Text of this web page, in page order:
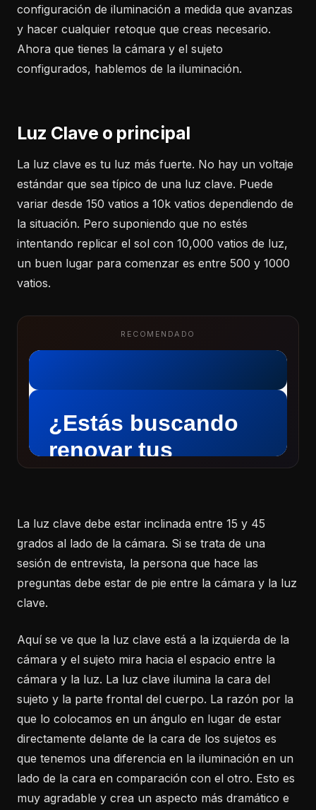
configuración de iluminación a medida que avanzas
y hacer cualquier retoque que creas necesario.
Ahora que tienes la cámara y el sujeto
configurados, hablemos de la iluminación.
Luz Clave o principal
La luz clave es tu luz más fuerte. No hay un voltaje
estándar que sea típico de una luz clave. Puede
variar desde 150 vatios a 10k vatios dependiendo de
la situación. Pero suponiendo que no estés
intentando replicar el sol con 10,000 vatios de luz,
un buen lugar para comenzar es entre 500 y 1000
vatios.
RECOMENDADO
La luz clave debe estar inclinada entre 15 y 45
grados al lado de la cámara. Si se trata de una
sesión de entrevista, la persona que hace las
preguntas debe estar de pie entre la cámara y la luz
clave.
Aquí se ve que la luz clave está a la izquierda de la
cámara y el sujeto mira hacia el espacio entre la
cámara y la luz. La luz clave ilumina la cara del
sujeto y la parte frontal del cuerpo. La razón por la
que lo colocamos en un ángulo en lugar de estar
directamente delante de la cara de los sujetos es
que tenemos una diferencia en la iluminación en un
lado de la cara en comparación con el otro. Esto es
muy agradable y crea un aspecto más dramático e